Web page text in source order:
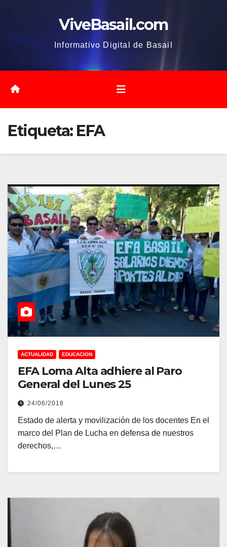
ViveBasail.com
Informativo Digital de Basail
Etiqueta: EFA
ACTUALIDAD EDUCACION
EFA Loma Alta adhiere al Paro
General del Lunes 25
24/06/2018
Estado de alerta y movilización de los docentes En el
marco del Plan de Lucha en defensa de nuestros
derechos,…